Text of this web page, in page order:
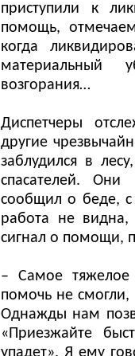
приступили к
помощь,
когда
материальный
возгорания…
Диспетчеры
другие
заблудился в
спасателей.
сообщил о беде,
работа не
сигнал о помощи,
– Самое тяжелое
помочь не смогли,
Однажды нам
«Приезжайте
упадет». Я ему